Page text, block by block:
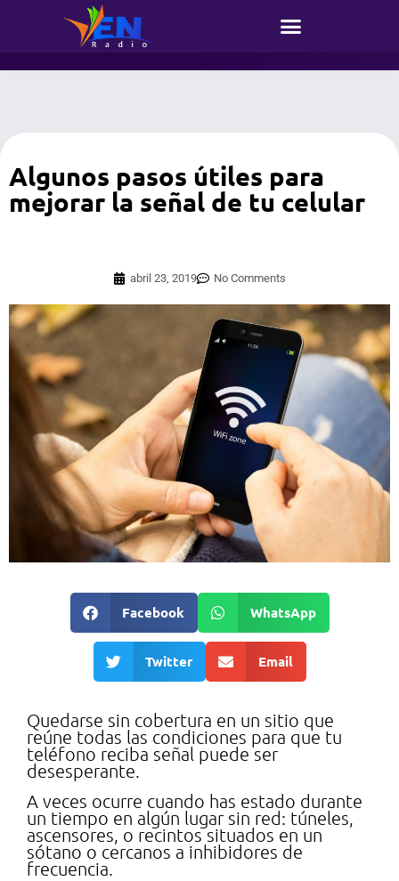
Algunos pasos útiles para
mejorar la señal de tu celular
abril 23, 2019 No Comments
Facebook WhatsApp
Twitter Email
Quedarse sin cobertura en un sitio que
reúne todas las condiciones para que tu
teléfono reciba señal puede ser
desesperante.
A veces ocurre cuando has estado durante
un tiempo en algún lugar sin red: túneles,
ascensores, o recintos situados en un
sótano o cercanos a inhibidores de
frecuencia.